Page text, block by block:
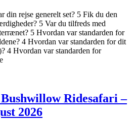
din rejse generelt set? 5 Fik du den
5 Var du tilfreds med
5 Hvordan var standarden for
4 Hvordan var standarden for dit
4 Hvordan var standarden for
Ridesafari –
2026